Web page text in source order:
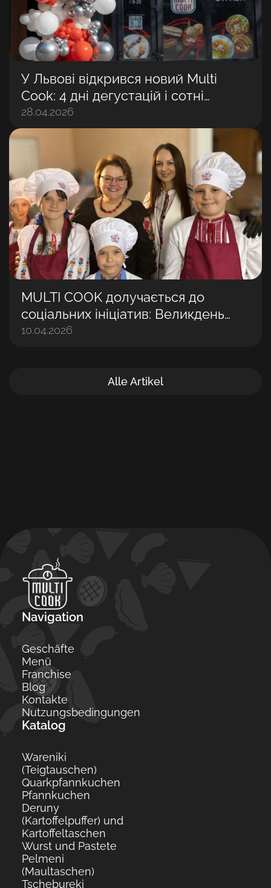
У Львові відкрився новий Multi
Cook: 4 дні дегустацій і сотні
задоволених гостей
28.04.2026
MULTI COOK долучається до
соціальних ініціатив: Великдень
разом із дітьми
10.04.2026
Alle Artikel
Navigation
Geschäfte
Menü
Franchise
Blog
Kontakte
Nutzungsbedingungen
Katalog
Wareniki
(Teigtauschen)
Quarkpfannkuchen
Pfannkuchen
Deruny
(Kartoffelpuffer) und
Kartoffeltaschen
Wurst und Pastete
Pelmeni
(Maultaschen)
Tschebureki